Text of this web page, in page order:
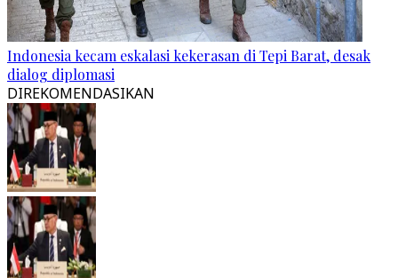
Indonesia kecam eskalasi kekerasan di Tepi Barat, desak
dialog diplomasi
DIREKOMENDASIKAN